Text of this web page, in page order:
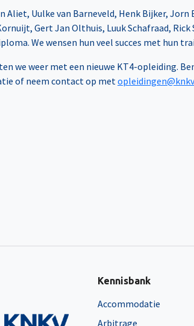
Aliet, Uulke van Barneveld, Henk Bijker,
Gert Jan Olthuis, Luuk Schafraad,
We wensen hun veel succes met hun
we weer met een nieuwe KT4-opleiding.
of neem contact op met
Kennisbank
Accommodatie
Arbitrage